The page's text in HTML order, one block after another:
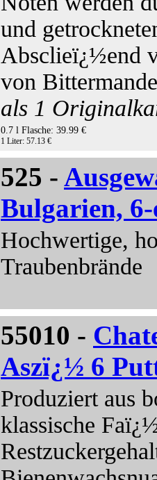
und
Absclieï¿½end
von
als 1
0.7 l Flasche: 39.99 €
1 Liter: 57.13 €
525 -
Bulgarien,
Hochwertige,
Traubenbrände
55010 -
Aszï¿½ 6
Produziert aus
klassische